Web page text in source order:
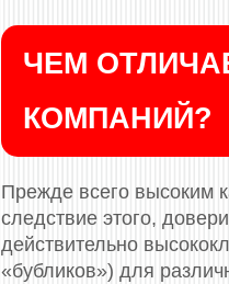
ЧЕМ
КОМПАНИЙ?
Прежде всего высоким
следствие этого,
действительно
«бубликов») для